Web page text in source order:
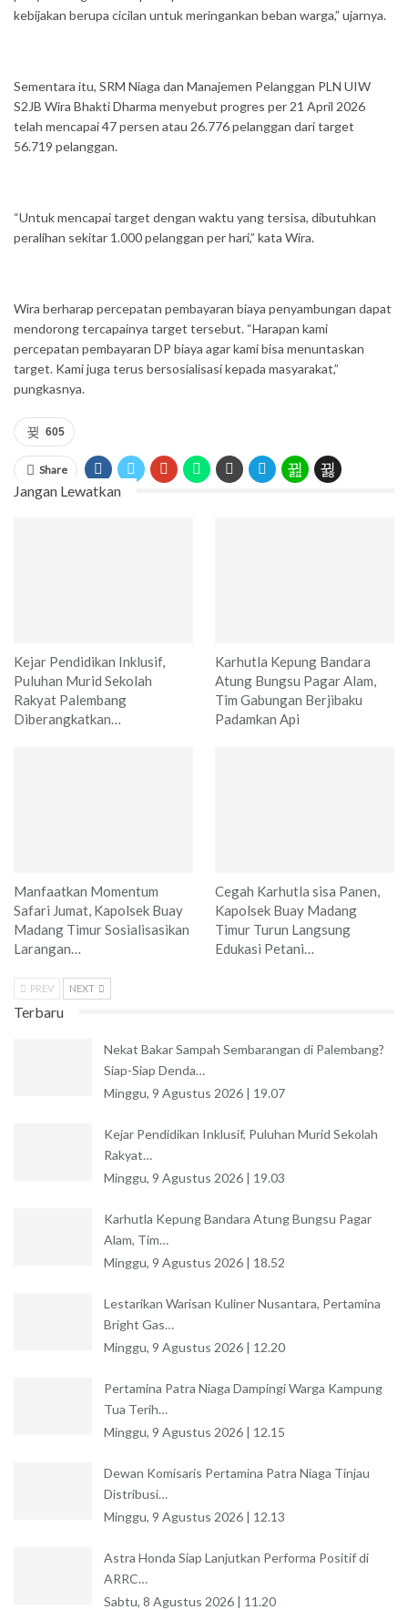
kebijakan berupa cicilan untuk meringankan beban warga,” ujarnya.
Sementara itu, SRM Niaga dan Manajemen Pelanggan PLN UIW
S2JB Wira Bhakti Dharma menyebut progres per 21 April 2026
telah mencapai 47 persen atau 26.776 pelanggan dari target
56.719 pelanggan.
“Untuk mencapai target dengan waktu yang tersisa, dibutuhkan
peralihan sekitar 1.000 pelanggan per hari,” kata Wira.
Wira berharap percepatan pembayaran biaya penyambungan dapat
mendorong tercapainya target tersebut. “Harapan kami
percepatan pembayaran DP biaya agar kami bisa menuntaskan
target. Kami juga terus bersosialisasi kepada masyarakat,”
pungkasnya.
605
Share
Jangan Lewatkan
Kejar Pendidikan Inklusif,
Puluhan Murid Sekolah
Rakyat Palembang
Diberangkatkan…
Karhutla Kepung Bandara
Atung Bungsu Pagar Alam,
Tim Gabungan Berjibaku
Padamkan Api
Manfaatkan Momentum
Safari Jumat, Kapolsek Buay
Madang Timur Sosialisasikan
Larangan…
Cegah Karhutla sisa Panen,
Kapolsek Buay Madang
Timur Turun Langsung
Edukasi Petani…
PREV NEXT
Terbaru
Nekat Bakar Sampah Sembarangan di Palembang?
Siap-Siap Denda…
Minggu, 9 Agustus 2026 | 19.07
Kejar Pendidikan Inklusif, Puluhan Murid Sekolah
Rakyat…
Minggu, 9 Agustus 2026 | 19.03
Karhutla Kepung Bandara Atung Bungsu Pagar
Alam, Tim…
Minggu, 9 Agustus 2026 | 18.52
Lestarikan Warisan Kuliner Nusantara, Pertamina
Bright Gas…
Minggu, 9 Agustus 2026 | 12.20
Pertamina Patra Niaga Dampingi Warga Kampung
Tua Terih…
Minggu, 9 Agustus 2026 | 12.15
Dewan Komisaris Pertamina Patra Niaga Tinjau
Distribusi…
Minggu, 9 Agustus 2026 | 12.13
Astra Honda Siap Lanjutkan Performa Positif di
ARRC…
Sabtu, 8 Agustus 2026 | 11.20